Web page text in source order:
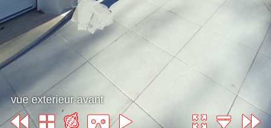
vue exterieur avant